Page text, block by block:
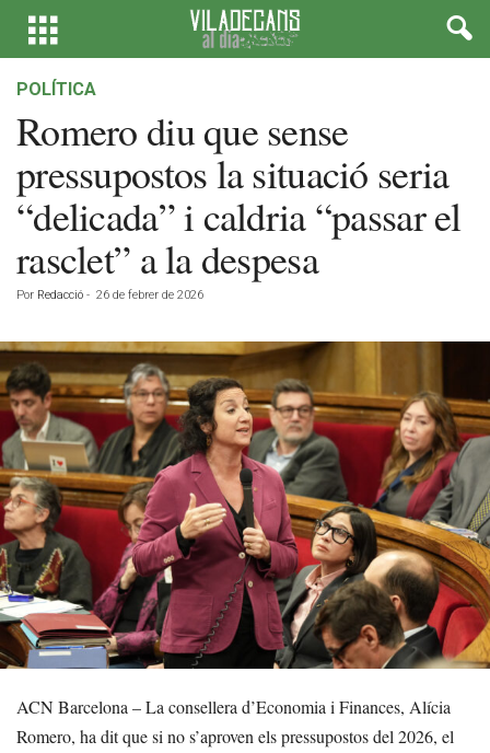
POLÍTICA
Romero diu que sense
pressupostos la situació seria
“delicada” i caldria “passar el
rasclet” a la despesa
Por Redacció - 26 de febrer de 2026
ACN Barcelona – La consellera d’Economia i Finances, Alícia
Romero, ha dit que si no s’aproven els pressupostos del 2026, el